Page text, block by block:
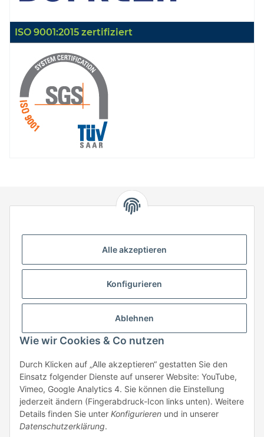
ISO 9001:2015 zertifiziert
74538 Rosengarten-Uttenhofen
Telefon: +49 (0) 7907 943 690
Fax: +49 (0) 7907 942 0222
Mail:info@hstronic-gmbh.de
Beratung:+49 (0) 7907 943690
Anfragen oder Muster anfordern:
info@hstronic-gmbh.de
* Alle Preise zzgl. gesetzlicher USt., zzgl.
Alle akzeptieren
Konfigurieren
Ablehnen
Wie wir Cookies & Co nutzen
Durch Klicken auf „Alle akzeptieren“ gestatten Sie den
Einsatz folgender Dienste auf unserer Website: YouTube,
Vimeo, Google Analytics 4. Sie können die Einstellung
jederzeit ändern (Fingerabdruck-Icon links unten). Weitere
Details finden Sie unter Konfigurieren und in unserer
Datenschutzerklärung.